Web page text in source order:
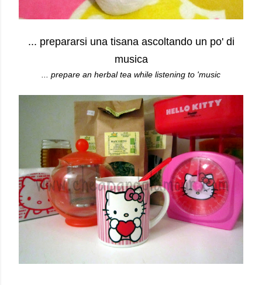
... prepararsi una tisana ascoltando un po' di
musica
... prepare an herbal tea while listening to 'music